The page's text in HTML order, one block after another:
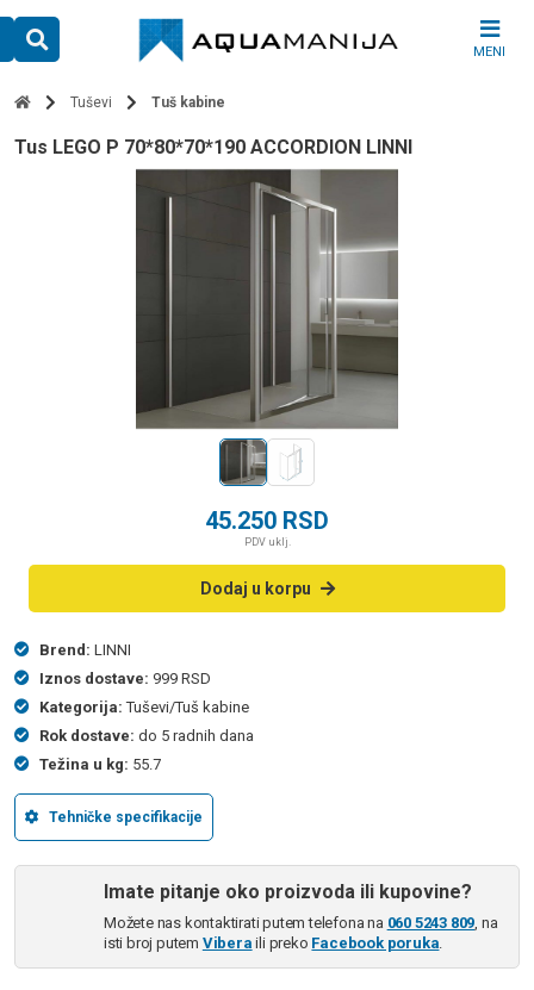
content
MENI
Tuševi Tuš kabine
tus LEGO P 70*80*70*190 ACCORDION LINNI
45.250 RSD
PDV uklj.
Dodaj u korpu
Brend: LINNI
Iznos dostave: 999 RSD
Kategorija: Tuševi/Tuš kabine
Rok dostave: do 5 radnih dana
Težina u kg: 55.7
Tehničke specifikacije
Imate pitanje oko proizvoda ili kupovine?
Možete nas kontaktirati putem telefona na 060 5243 809, na
isti broj putem Vibera ili preko Facebook poruka.